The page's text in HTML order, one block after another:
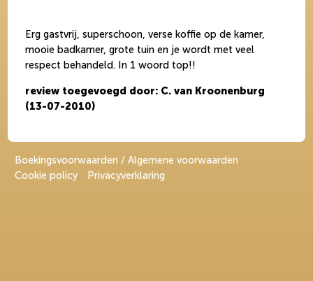
Erg gastvrij, superschoon, verse koffie op de kamer,
mooie badkamer, grote tuin en je wordt met veel
respect behandeld. In 1 woord top!!
review toegevoegd door: C. van Kroonenburg
(13-07-2010)
Boekingsvoorwaarden / Algemene voorwaarden
Cookie policy
Privacyverklaring